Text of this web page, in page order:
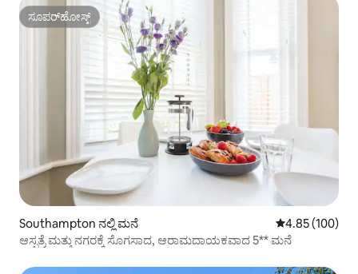
ಸೂಪರ್‌ಹೋಸ್ಟ್
ಸೂಪರ್‌ಹೋಸ್ಟ್
Southampton ನಲ್ಲಿ ಮನೆ 5 ರಲ್ಲಿ 4.85
4.85 (100)
ಆಸ್ಪತ್ರೆ ಮತ್ತು ನಗರಕ್ಕೆ ಸೊಗಸಾದ, ಆರಾಮದಾಯಕವಾದ 5** ಮನೆ